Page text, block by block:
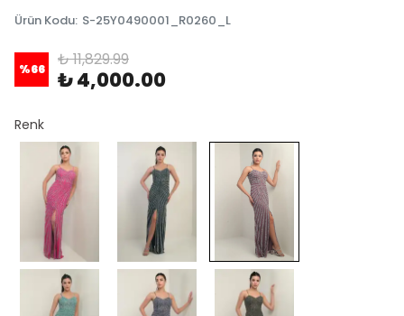
Ürün Kodu: S-25Y0490001_R0260_L
%66 ₺ 11,829.99
₺ 4,000.00
Renk